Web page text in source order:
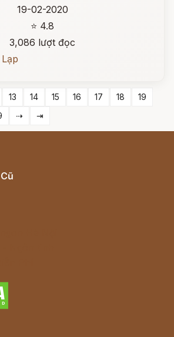
19-02-2020
⭐ 4.8
3,086 lượt đọc
13 14 15 16 17 18
19
⇢ ⇥